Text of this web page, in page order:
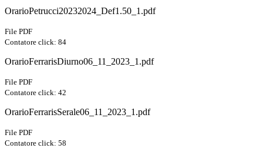
OrarioPetrucci20232024_Def1.50_1.pdf
File PDF
Contatore click: 84
OrarioFerrarisDiurno06_11_2023_1.pdf
File PDF
Contatore click: 42
OrarioFerrarisSerale06_11_2023_1.pdf
File PDF
Contatore click: 58